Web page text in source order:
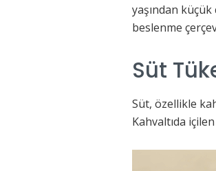
yaşından
beslenme
Süt
Süt, özellikle
Kahvaltıda